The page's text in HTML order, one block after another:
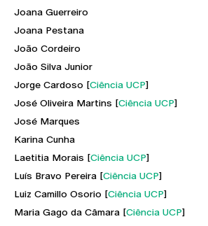
Joana Guerreiro
Joana Pestana
João Cordeiro
João Silva Junior
Jorge Cardoso [Ciência UCP]
José Oliveira Martins [Ciência UCP]
José Marques
Karina Cunha
Laetitia Morais [Ciência UCP]
Luís Bravo Pereira [Ciência UCP]
Luiz Camillo Osorio [Ciência UCP]
Maria Gago da Câmara [Ciência UCP]